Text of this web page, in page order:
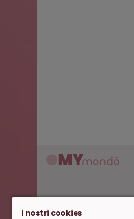
I nostri cookies